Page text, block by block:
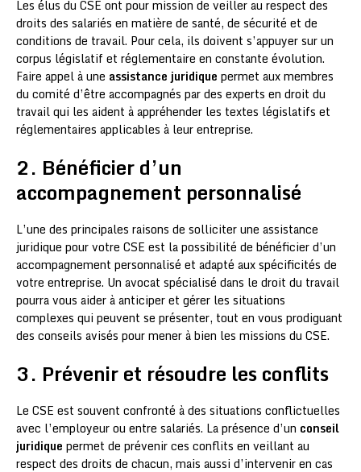
Les élus du CSE ont pour mission de veiller au respect des
droits des salariés en matière de santé, de sécurité et de
conditions de travail. Pour cela, ils doivent s’appuyer sur un
corpus législatif et réglementaire en constante évolution.
Faire appel à une assistance juridique permet aux membres
du comité d’être accompagnés par des experts en droit du
travail qui les aident à appréhender les textes législatifs et
réglementaires applicables à leur entreprise.
2. Bénéficier d’un
accompagnement personnalisé
L’une des principales raisons de solliciter une assistance
juridique pour votre CSE est la possibilité de bénéficier d’un
accompagnement personnalisé et adapté aux spécificités de
votre entreprise. Un avocat spécialisé dans le droit du travail
pourra vous aider à anticiper et gérer les situations
complexes qui peuvent se présenter, tout en vous prodiguant
des conseils avisés pour mener à bien les missions du CSE.
3. Prévenir et résoudre les conflits
Le CSE est souvent confronté à des situations conflictuelles
avec l’employeur ou entre salariés. La présence d’un conseil
juridique permet de prévenir ces conflits en veillant au
respect des droits de chacun, mais aussi d’intervenir en cas